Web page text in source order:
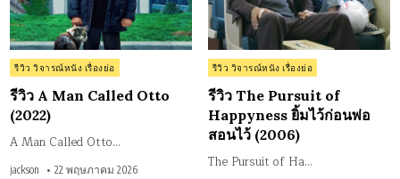
Posted
in
รีวิว วิจารณ์หนัง เรื่องย่อ
รีวิว A Man Called Otto
(2022)
A Man Called Otto…
jackson 22 พฤษภาคม 2026
ก่อ
พ่อ
สอ
ไว้
Posted
in
รีวิว วิจารณ์หนัง เรื่องย่อ
รีวิว The Pursuit of
Happyness ยิ้มไว้ก่อนพ่อ
สอนไว้ (2006)
The Pursuit of Ha…